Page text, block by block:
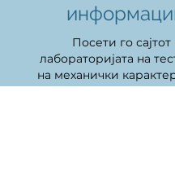
Посети го сајтот
лабораторијата на
на механички
машини и